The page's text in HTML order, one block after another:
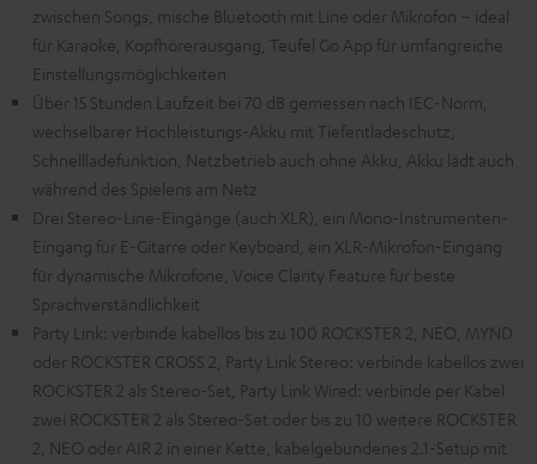
zwischen Songs, mische Bluetooth mit Line oder Mikrofon – ideal
für Karaoke, Kopfhörerausgang, Teufel Go App für umfangreiche
Einstellungsmöglichkeiten
Über 15 Stunden Laufzeit bei 70 dB gemessen nach IEC-Norm,
wechselbarer Hochleistungs-Akku mit Tiefentladeschutz,
Schnellladefunktion, Netzbetrieb auch ohne Akku, Akku lädt auch
während des Spielens am Netz
Drei Stereo-Line-Eingänge (auch XLR), ein Mono-Instrumenten-
Eingang für E-Gitarre oder Keyboard, ein XLR-Mikrofon-Eingang
für dynamische Mikrofone, Voice Clarity Feature für beste
Sprachverständlichkeit
Party Link: verbinde kabellos bis zu 100 ROCKSTER 2, NEO, MYND
oder ROCKSTER CROSS 2, Party Link Stereo: verbinde kabellos zwei
ROCKSTER 2 als Stereo-Set, Party Link Wired: verbinde per Kabel
zwei ROCKSTER 2 als Stereo-Set oder bis zu 10 weitere ROCKSTER
2, NEO oder AIR 2 in einer Kette, kabelgebundenes 2.1-Setup mit